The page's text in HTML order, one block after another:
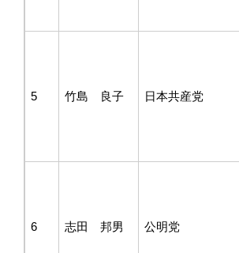
5 竹島 良子 日本共産党
6 志田 邦男 公明党